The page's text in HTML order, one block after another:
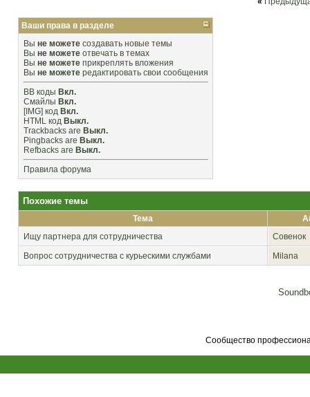
Ваши права в разделе
Вы не можете создавать новые темы
Вы не можете отвечать в темах
Вы не можете прикреплять вложения
Вы не можете редактировать свои сообщения
BB коды Вкл.
Смайлы Вкл.
[IMG] код Вкл.
HTML код Выкл.
Trackbacks are Выкл.
Pingbacks are Выкл.
Refbacks are Выкл.
Правила форума
Похожие темы
Тема
Ищу партнера для сотрудничества
Cовенок
Вопрос сотрудничества с курьескими службами
Milana
Сообщество